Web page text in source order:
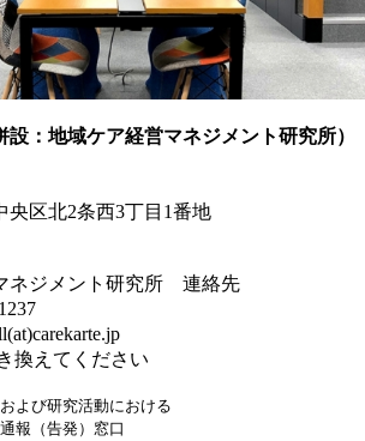
設：地域ケア経営マネジメント研究所）
央区北2条西3丁目1番地
ネジメント研究所 連絡先
換えてください
よび研究活動における
報（告発）窓口